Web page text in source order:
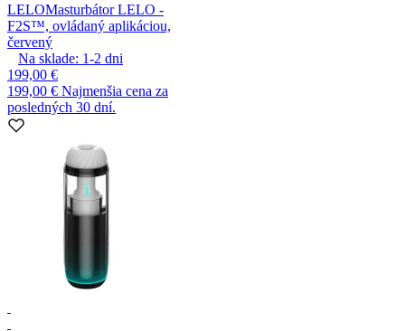
LELOMasturbátor LELO -
F2S™, ovládaný aplikáciou,
červený
Na sklade: 1-2 dni
199,00 €
199,00 € Najmenšia cena za
posledných 30 dní.